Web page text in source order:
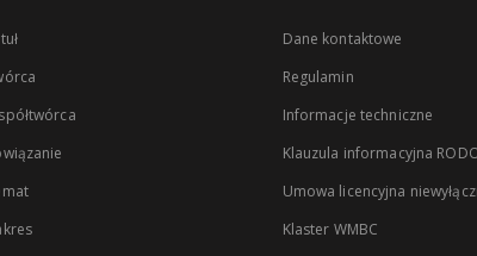
Dane kontaktowe
Regulamin
Informacje techniczne
Klauzula informacyjna
Umowa licencyjna
Klaster WMBC